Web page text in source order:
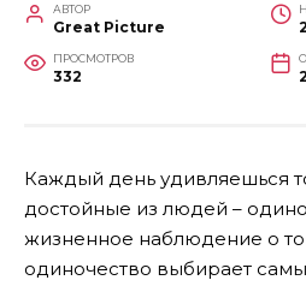
АВТОР
Great Picture
ПРОСМОТРОВ
332
Каждый день удивляешься
достойные из людей –
жизненное наблюдение о
одиночество выбирает